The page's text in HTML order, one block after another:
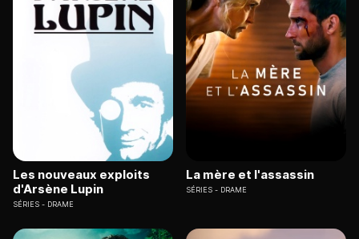
Les nouveaux exploits
d'Arsène Lupin
SÉRIES DRAME
La mère et l'assassin
SÉRIES DRAME